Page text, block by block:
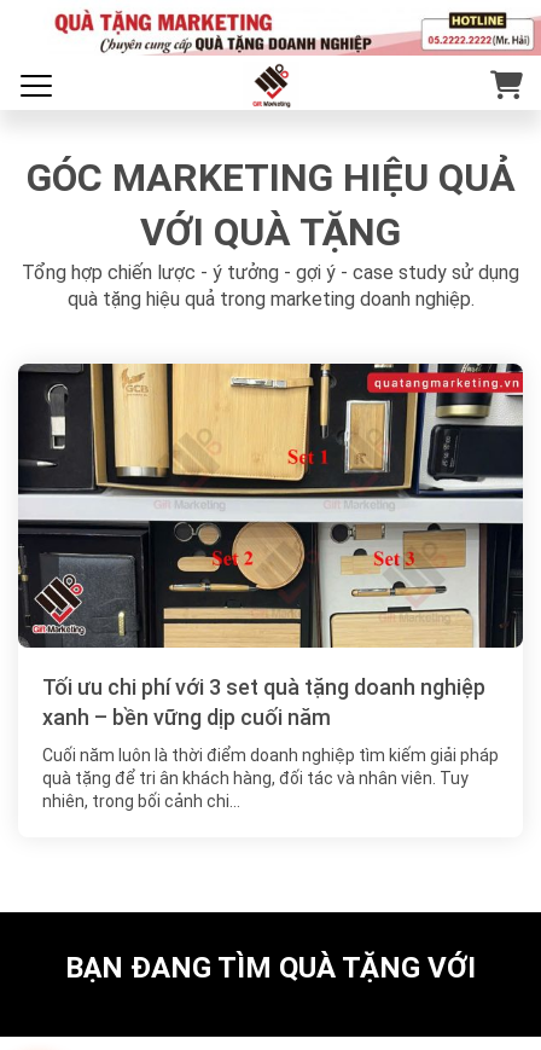
GÓC MARKETING HIỆU QUẢ
VỚI QUÀ TẶNG
Tổng hợp chiến lược - ý tưởng - gợi ý - case study sử dụng
quà tặng hiệu quả trong marketing doanh nghiệp.
Tối ưu chi phí với 3 set quà tặng doanh nghiệp
xanh – bền vững dịp cuối năm
Cuối năm luôn là thời điểm doanh nghiệp tìm kiếm giải pháp
quà tặng để tri ân khách hàng, đối tác và nhân viên. Tuy
nhiên, trong bối cảnh chi…
BẠN ĐANG TÌM QUÀ TẶNG VỚI